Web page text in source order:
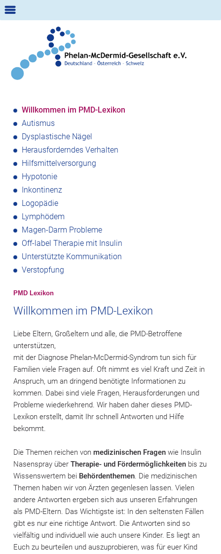
m
Willkommen im PMD-Lexikon
Autismus
Dysplastische Nägel
Herausforderndes Verhalten
Hilfsmittelversorgung
Hypotonie
Inkontinenz
Logopädie
Lymphödem
Magen-Darm Probleme
Off-label Therapie mit Insulin
Unterstützte Kommunikation
Verstopfung
PMD Lexikon
Willkommen im PMD-Lexikon
Liebe Eltern, Großeltern und alle, die PMD-Betroffene
unterstützen,
mit der Diagnose Phelan-McDermid-Syndrom tun sich für
Familien viele Fragen auf. Oft nimmt es viel Kraft und Zeit in
Anspruch, um an dringend benötigte Informationen zu
kommen. Dabei sind viele Fragen, Herausforderungen und
Probleme wiederkehrend. Wir haben daher dieses PMD-
Lexikon erstellt, damit Ihr schnell Antworten und Hilfe
bekommt.
Die Themen reichen von medizinischen Fragen wie Insulin
Nasenspray überTherapie- und Fördermöglichkeiten bis zu
Wissenswertem bei Behördenthemen. Die medizinischen
Themen haben wir von Ärzten gegenlesen lassen. Vielen
andere Antworten ergeben sich aus unseren Erfahrungen
als PMD-Eltern. Das Wichtigste ist: In den seltensten Fällen
gibt es nur eine richtige Antwort. Die Antworten sind so
vielfältig und individuell wie auch unsere Kinder. Es liegt an
Euch zu beurteilen und auszuprobieren, was für euer Kind